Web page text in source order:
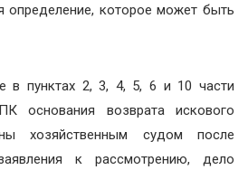
определение, которое может быть
в пунктах 2, 3, 4, 5, 6 и 10 части
основания возврата искового
хозяйственным судом после
к рассмотрению, дело